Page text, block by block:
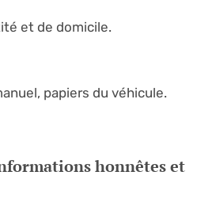
et de domicile.
papiers du véhicule.
honnêtes et